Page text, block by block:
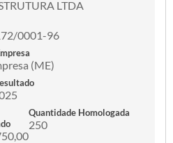
LTDA
0001-96
(ME)
Quantidade Homologada
250